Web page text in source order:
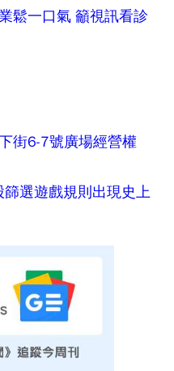
鬆一口氣 籲視訊看診
街6-7號廣場經營權
選遊戲規則出現史上